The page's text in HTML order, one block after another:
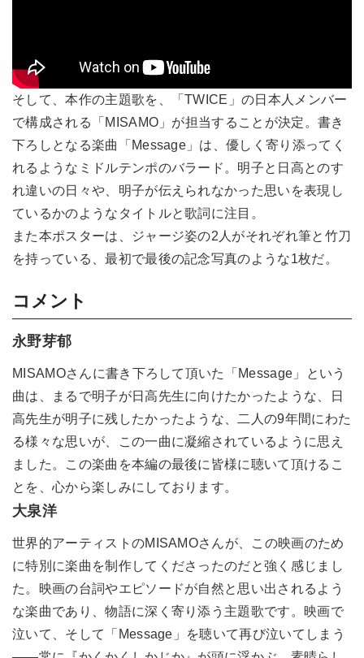
そして、本作の主題歌を、「TWICE」の日本人メンバー
で構成される「MISAMO」が担当することが決定。書き
下ろしとなる楽曲「Message」は、優しく寄り添ってく
れるようなミドルテンポのバラード。明子と日高とのす
れ違いの日々や、明子が伝えられなかった思いを表現し
ているかのようなタイトルと歌詞に注目。
また本ポスターは、ジャージ姿の2人がそれぞれ筆と竹刀
を持っている、最初で最後の記念写真のような1枚だ。
コメント
永野芽郁
MISAMOさんに書き下ろして頂いた「Message」という
曲は、まるで明子が日高先生に向けたかったような、日
高先生が明子に残したかったような、二人の9年間にわた
る様々な思いが、この一曲に凝縮されているように思え
ました。この楽曲を本編の最後に皆様に聴いて頂けるこ
とを、心から楽しみにしております。
大泉洋
世界的アーティストのMISAMOさんが、この映画のため
に特別に楽曲を制作してくださったのだと強く感じまし
た。映画の台詞やエピソードが自然と思い出されるよう
な楽曲であり、物語に深く寄り添う主題歌です。映画で
泣いて、そして「Message」を聴いて再び泣いてしまう